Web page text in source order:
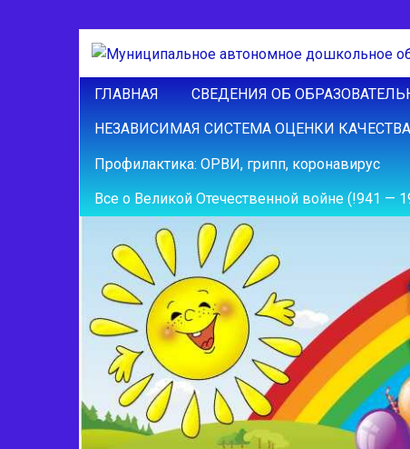
ГЛАВНАЯ СВЕДЕНИЯ ОБ
НЕЗАВИСИМАЯ СИСТЕМА ОЦЕНКИ КАЧЕСТВА
Профилактика: ОРВИ, грипп, коронавирус
Все о Великой Отечественной войне (!941 —